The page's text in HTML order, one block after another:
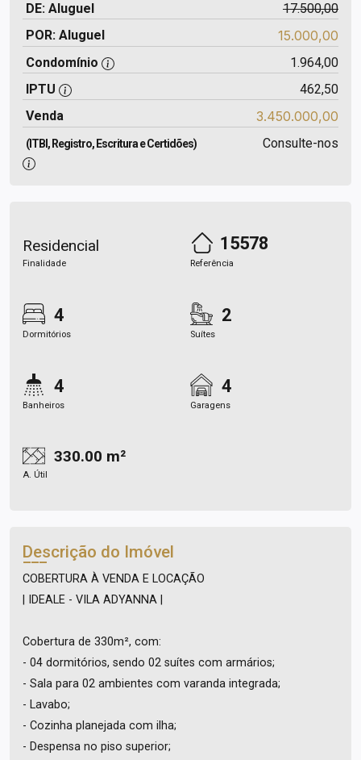
DE: Aluguel
17.500,00
POR: Aluguel
15.000,00
Condomínio
1.964,00
IPTU
462,50
Venda
3.450.000,00
(ITBI, Registro, Escritura e Certidões) Consulte-nos
Residencial
Finalidade
15578
Referência
4
Dormitórios
2
Suítes
4
Banheiros
4
Garagens
330.00 m²
A. Útil
Descrição do Imóvel
COBERTURA À VENDA E LOCAÇÃO
| IDEALE - VILA ADYANNA |
Cobertura de 330m², com:
- 04 dormitórios, sendo 02 suítes com armários;
- Sala para 02 ambientes com varanda integrada;
- Lavabo;
- Cozinha planejada com ilha;
- Despensa no piso superior;